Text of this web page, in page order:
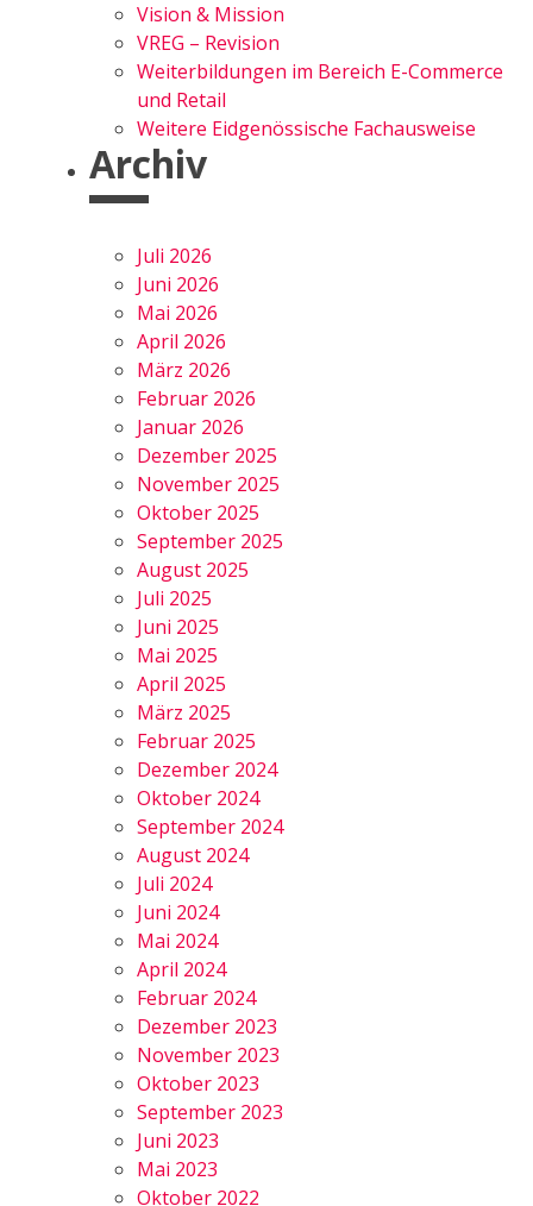
Vision & Mission
VREG – Revision
Weiterbildungen im Bereich E-Commerce
und Retail
Weitere Eidgenössische Fachausweise
Archiv
Juli 2026
Juni 2026
Mai 2026
April 2026
März 2026
Februar 2026
Januar 2026
Dezember 2025
November 2025
Oktober 2025
September 2025
August 2025
Juli 2025
Juni 2025
Mai 2025
April 2025
März 2025
Februar 2025
Dezember 2024
Oktober 2024
September 2024
August 2024
Juli 2024
Juni 2024
Mai 2024
April 2024
Februar 2024
Dezember 2023
November 2023
Oktober 2023
September 2023
Juni 2023
Mai 2023
Oktober 2022